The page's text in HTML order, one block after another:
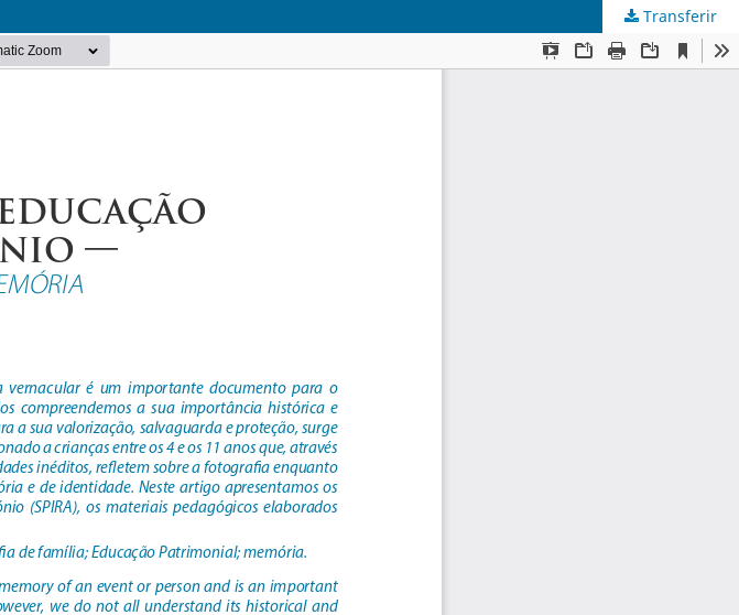
Transferir